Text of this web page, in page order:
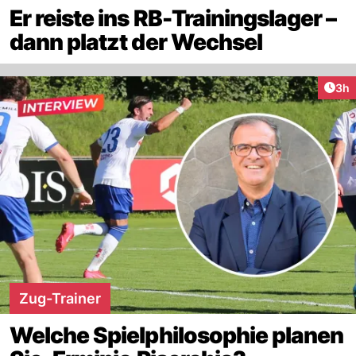
Er reiste ins RB-Trainingslager –
dann platzt der Wechsel
3h
Zug-Trainer
Welche Spielphilosophie planen